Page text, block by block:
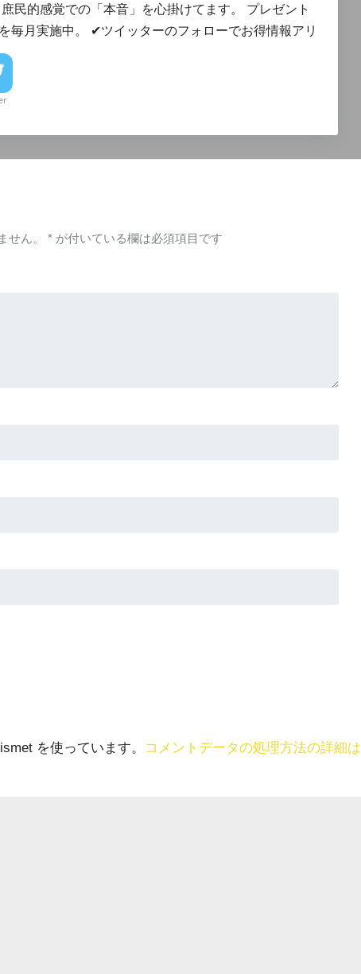
民的感覚での「本音」を心掛けてます。 プレゼント
毎月実施中。 ✔︎ツイッターのフォローでお得情報アリ
せん。 * が付いている欄は必須項目です
を使っています。
コメントデータの処理方法の詳細は